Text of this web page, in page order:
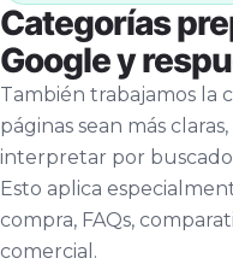
Categorías
Google y
También trabajamos la
páginas sean más
interpretar por
Esto aplica
compra, FAQs,
comercial.